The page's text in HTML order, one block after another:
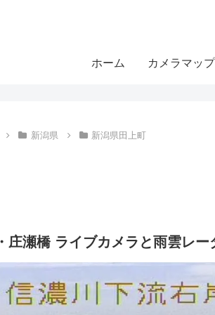
ホーム カメラマップ
新潟県 新潟県田上町
庄瀬橋 ライブカメラと雨雲レー